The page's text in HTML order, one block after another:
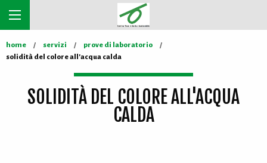
home servizi
prove di laboratorio
solidità del colore all'acqua calda
SOLIDITÀ DEL COLORE ALL'ACQUA
CALDA